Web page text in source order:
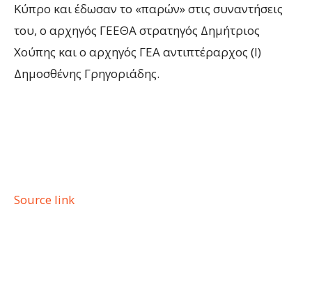
Κύπρο και έδωσαν το «παρών» στις συναντήσεις
του, ο αρχηγός ΓΕΕΘΑ στρατηγός Δημήτριος
Χούπης και ο αρχηγός ΓΕΑ αντιπτέραρχος (Ι)
Δημοσθένης Γρηγοριάδης.
Source link